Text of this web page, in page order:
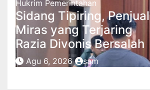
Hukrim Pemerintahan
Sidang Tipiring, Penjual
Miras yang Terjaring
Razia Divonis Bersalah
Agu 6, 2026 sam